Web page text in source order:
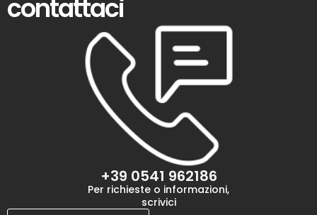
contattaci
+39 0541 962186
Per richieste o informazioni,
scrivici